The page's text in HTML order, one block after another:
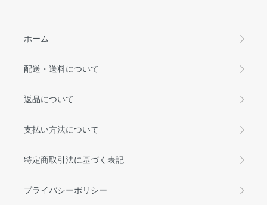
ホーム
配送・送料について
返品について
支払い方法について
特定商取引法に基づく表記
プライバシーポリシー